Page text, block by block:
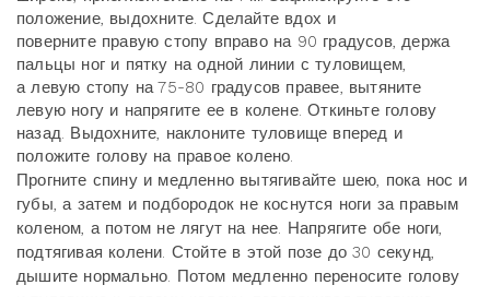
положение, выдохните. Сделайте вдох и
поверните правую стопу вправо на 90 градусов, держа
пальцы ног и пятку на одной линии с туловищем,
а левую стопу на 75-80 градусов правее, вытяните
левую ногу и напрягите ее в колене. Откиньте голову
назад. Выдохните, наклоните туловище вперед и
положите голову на правое колено.
Прогните спину и медленно вытягивайте шею, пока нос и
губы, а затем и подбородок не коснутся ноги за правым
коленом, а потом не лягут на нее. Напрягите обе ноги,
подтягивая колени. Стойте в этой позе до 30 секунд,
дышите нормально. Потом медленно переносите голову